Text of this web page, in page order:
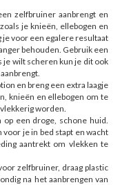
zelfbruiner aanbrengt en
je knieën, ellebogen en
je voor een egalere resultaat
behouden. Gebruik een
wilt scheren kun je dit ook
en breng een extra laagje
knieën en ellebogen om te
worden.
op een droge, schone huid.
je in bed stapt en wacht
aantrekt om vlekken te
zelfbruiner, draag plastic
na het aanbrengen van